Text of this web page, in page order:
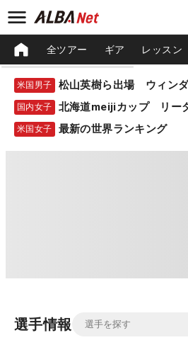
全ツアー ギア レッスン
米国男子
国内女子 北海道meijiカップ リー
米国女子 最新の世界ランキング
選手情報